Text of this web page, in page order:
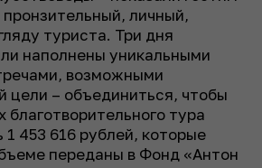
личный,
туриста. Три дня
наполнены уникальными
возможными
цели – объединиться, чтобы
благотворительного тура
1 453 616 рублей, которые
переданы в Фонд «Антон